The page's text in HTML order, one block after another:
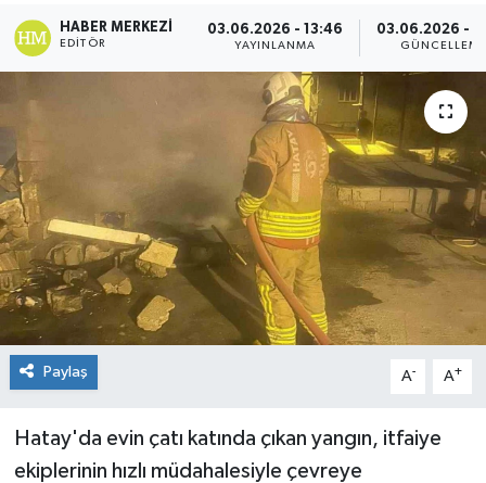
HABER MERKEZI
EDITÖR
03.06.2026 - 13:46
YAYINLANMA
03.06.2026 -
Paylaş A- A+
Hatay'da evin çatı katında çıkan yangın, itfaiye
ekiplerinin hızlı müdahalesiyle çevreye
Teknoloji